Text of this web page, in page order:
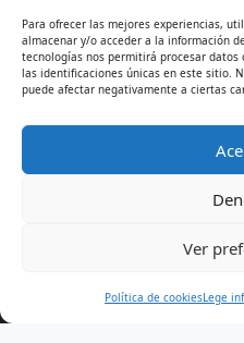
Para ofrecer las mejores experiencias,
almacenar y/o acceder a la información
tecnologías nos permitirá procesar
las identificaciones únicas en este sitio.
puede afectar negativamente a ciertas
Ver
Política de cookiesLege
* Excepto cursos
© 2026 - CIFP Tartanga LHII
informazioa